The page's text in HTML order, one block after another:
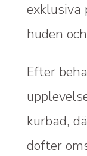
exklusiva
huden
Efter
kurbad,
dofter